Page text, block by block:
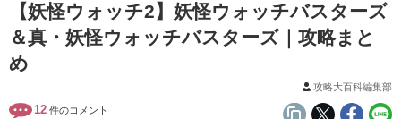
【妖怪ウォッチ2】妖怪ウォッチバスターズ
＆真・妖怪ウォッチバスターズ｜攻略まと
め
攻略大百科編集部
12 件のコメント